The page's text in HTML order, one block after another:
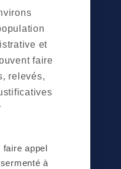
et
faire
relevés,
appel
à